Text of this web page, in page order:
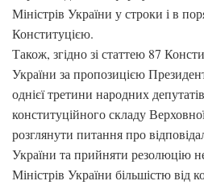
Міністрів України у строки і в
Конституцією.
Також, згідно зі статтею 87
України за пропозицією
однієї третини народних
конституційного складу
розглянути питання про
України та прийняти резолюцію
Міністрів України більшістю від